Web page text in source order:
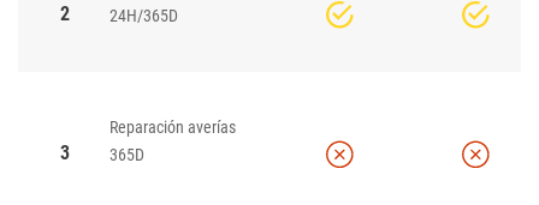
2
24H/365D
3
Reparación averías
365D